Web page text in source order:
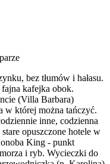
bez tłumów i hałasu.
fajna kafejka obok.
(Villa Barbara)
w której można tańczyć.
inne, codzienna
opuszczone hotele w
King - punkt
i ryb. Wycieczki do